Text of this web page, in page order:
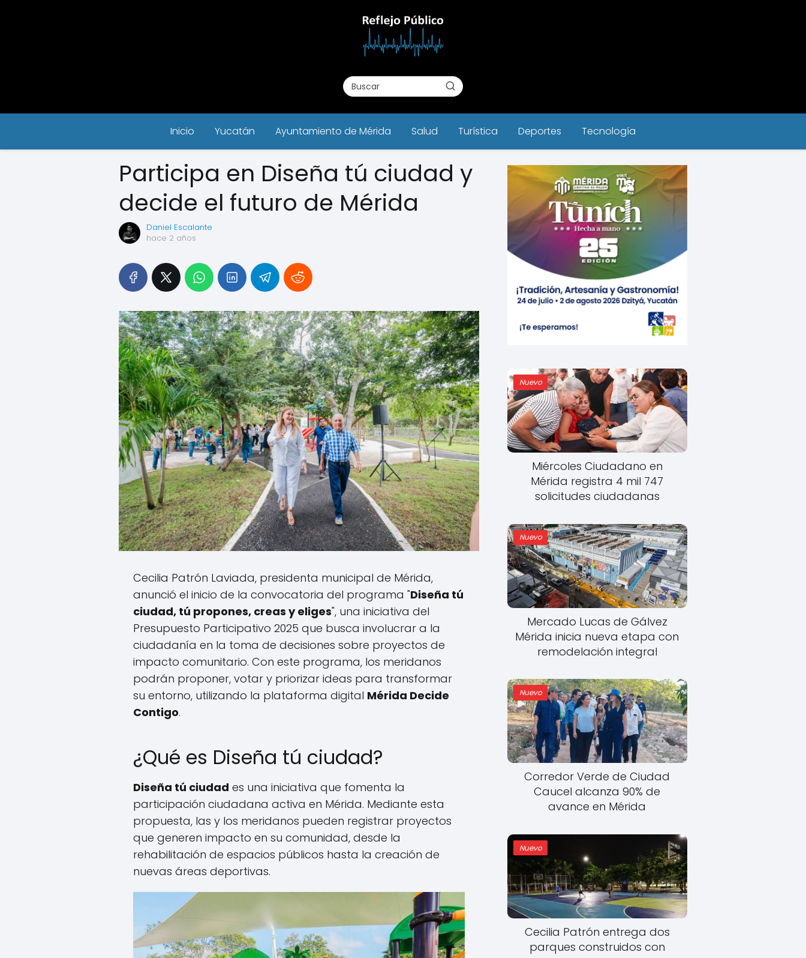
Inicio Yucatán Ayuntamiento de Mérida Salud Turística Deportes Tecnología
Participa en Diseña tú ciudad y
decide el futuro de Mérida
Daniel Escalante
hace 2 años
Cecilia Patrón Laviada, presidenta municipal de Mérida,
anunció el inicio de la convocatoria del programa "Diseña tú
ciudad, tú propones, creas y eliges", una iniciativa del
Presupuesto Participativo 2025 que busca involucrar a la
ciudadanía en la toma de decisiones sobre proyectos de
impacto comunitario. Con este programa, los meridanos
podrán proponer, votar y priorizar ideas para transformar
su entorno, utilizando la plataforma digital Mérida Decide
Contigo.
¿Qué es Diseña tú ciudad?
Diseña tú ciudad es una iniciativa que fomenta la
participación ciudadana activa en Mérida. Mediante esta
propuesta, las y los meridanos pueden registrar proyectos
que generen impacto en su comunidad, desde la
rehabilitación de espacios públicos hasta la creación de
nuevas áreas deportivas.
Nuevo
Miércoles Ciudadano en
Mérida registra 4 mil 747
solicitudes ciudadanas
Nuevo
Mercado Lucas de Gálvez
Mérida inicia nueva etapa con
remodelación integral
Nuevo
Corredor Verde de Ciudad
Caucel alcanza 90% de
avance en Mérida
Nuevo
Cecilia Patrón entrega dos
parques construidos con